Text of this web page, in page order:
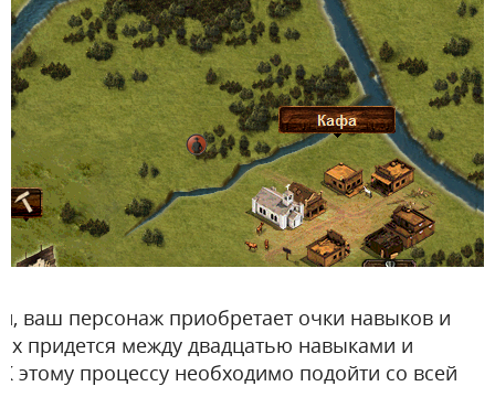
ваш персонаж приобретает очки навыков и
придется между двадцатью навыками и
этому процессу необходимо подойти со всей